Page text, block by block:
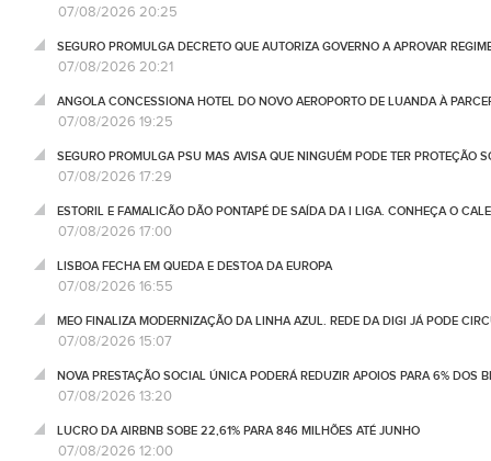
07/08/2026 20:25
SEGURO PROMULGA DECRETO QUE AUTORIZA GOVERNO A APROVAR
07/08/2026 20:21
ANGOLA CONCESSIONA HOTEL DO NOVO AEROPORTO DE LUANDA À
07/08/2026 19:25
SEGURO PROMULGA PSU MAS AVISA QUE NINGUÉM PODE TER PROTEÇÃO
07/08/2026 17:29
ESTORIL E FAMALICÃO DÃO PONTAPÉ DE SAÍDA DA I LIGA. CONHEÇA O
07/08/2026 17:00
LISBOA FECHA EM QUEDA E DESTOA DA EUROPA
07/08/2026 16:55
MEO FINALIZA MODERNIZAÇÃO DA LINHA AZUL. REDE DA DIGI JÁ PODE
07/08/2026 15:07
NOVA PRESTAÇÃO SOCIAL ÚNICA PODERÁ REDUZIR APOIOS PARA 6% DOS
07/08/2026 13:20
LUCRO DA AIRBNB SOBE 22,61% PARA 846 MILHÕES ATÉ JUNHO
07/08/2026 12:00